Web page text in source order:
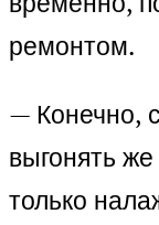
ремонтом.
— Конечно,
выгонять
только